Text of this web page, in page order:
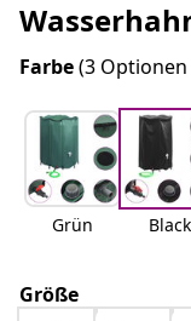
Farbe(3
Grün Black
Größe